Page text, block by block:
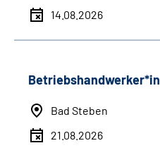
14.08.2026
Betriebshandwerker*in
Bad Steben
21.08.2026